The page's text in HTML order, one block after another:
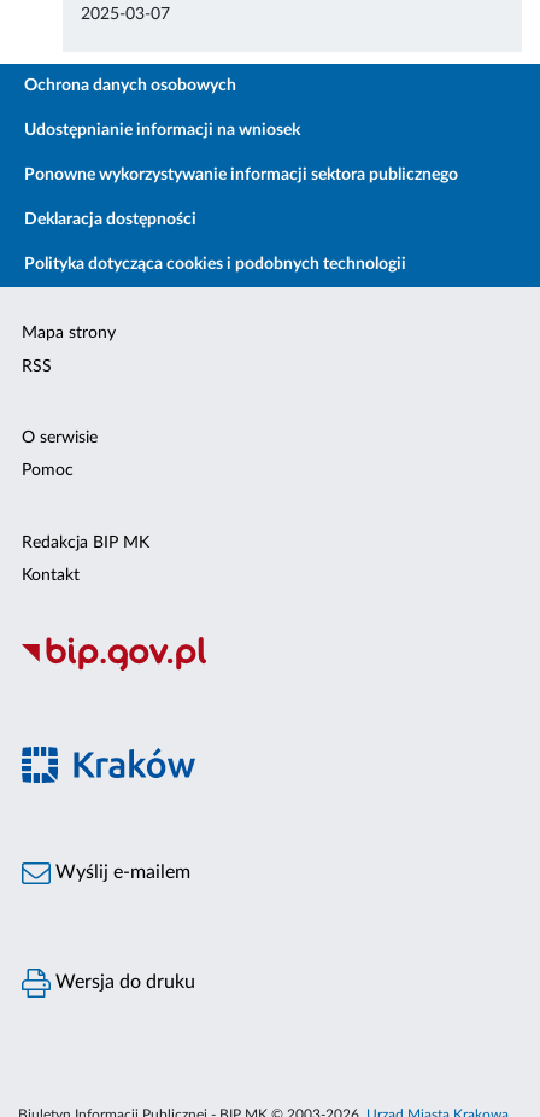
2025-03-07
Ochrona danych osobowych
Udostępnianie informacji na wniosek
Ponowne wykorzystywanie informacji sektora publicznego
Deklaracja dostępności
Polityka dotycząca cookies i podobnych technologii
Mapa strony
RSS
O serwisie
Pomoc
Redakcja BIP MK
Kontakt
Wyślij e-mailem
Wersja do druku